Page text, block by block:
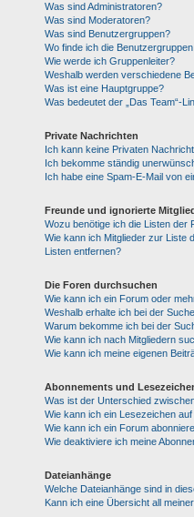
Was sind Administratoren?
Was sind Moderatoren?
Was sind Benutzergruppen?
Wo finde ich die
Wie werde ich Gruppenleiter?
Weshalb werden verschiedene
Was ist eine Hauptgruppe?
Was bedeutet der „Das Team“-
Private Nachrichten
Ich kann keine Privaten
Ich bekomme ständig
Ich habe eine Spam-E-Mail von
Freunde und ignorierte
Wozu benötige ich die Listen der
Wie kann ich Mitglieder zur Liste
Listen entfernen?
Die Foren durchsuchen
Wie kann ich ein Forum oder
Weshalb erhalte ich bei der
Warum bekomme ich bei der
Wie kann ich nach Mitgliedern
Wie kann ich meine eigenen
Abonnements und
Was ist der Unterschied
Wie kann ich ein Lesezeichen
Wie kann ich ein Forum
Wie deaktiviere ich meine
Dateianhänge
Welche Dateianhänge sind in
Kann ich eine Übersicht all